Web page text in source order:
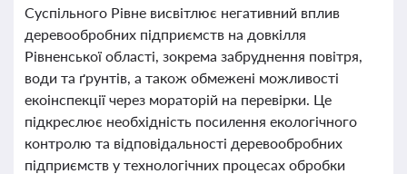
Суспільного Рівне висвітлює негативний вплив
деревообробних підприємств на довкілля
Рівненської області, зокрема забруднення повітря,
води та ґрунтів, а також обмежені можливості
екоінспекції через мораторій на перевірки. Це
підкреслює необхідність посилення екологічного
контролю та відповідальності деревообробних
підприємств у технологічних процесах обробки